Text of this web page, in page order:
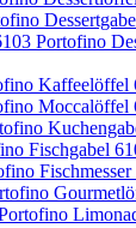
Kaffeelöffel
Moccalöffel
Fischgabel